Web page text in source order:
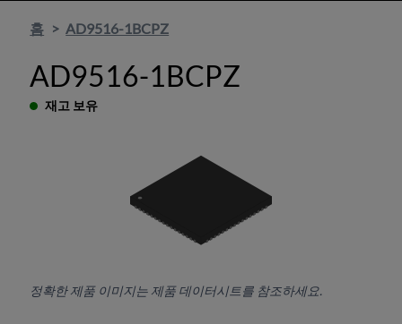
홈 AD9516-1BCPZ
AD9516-1BCPZ
재고 보유
정확한 제품 이미지는 제품 데이터시트를 참조하세요.